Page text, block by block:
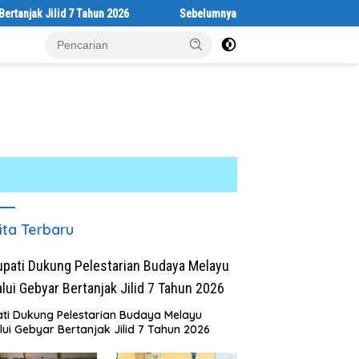
Jilid 7 Tahun 2026 Sebelumnya Berlantaikan Tanah
Terbaru
Dukung Pelestarian Budaya Melayu
Gebyar Bertanjak Jilid 7 Tahun 2026